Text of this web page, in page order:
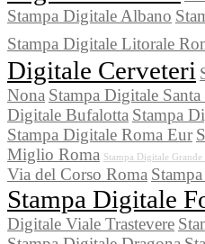
Stampa Digitale Albano
Stampa Digitale Litorale
Digitale Cerveteri
Nona Stampa Digitale
Digitale Bufalotta Stampa
Stampa Digitale Roma Eur
Miglio Roma Stampa Digitale
Via del Corso Roma
Stampa Digitale
Digitale Viale Trastevere